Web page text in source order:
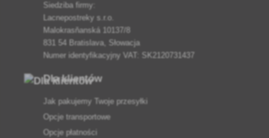
Siedziba firmy:
Lacnepostreky s.r.o.
Malokrasňanská 10137/8
831 54 Bratislava, Słowacja
Numer identyfikacyjny VAT: SK2120731437
Dla klientów
Jak pakujemy Twoje przesyłki
Opcje transportowe
Opcje płatności